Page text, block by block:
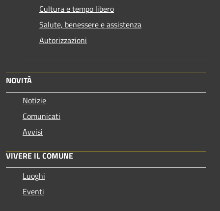
Cultura e tempo libero
Salute, benessere e assistenza
Autorizzazioni
NOVITÀ
Notizie
Comunicati
Avvisi
VIVERE IL COMUNE
Luoghi
Eventi